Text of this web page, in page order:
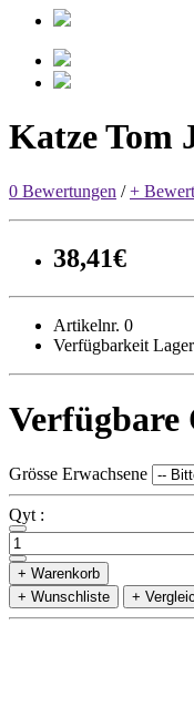
Katze Tom
0 Bewertungen /+
38,41€
Artikelnr. 0
Verfügbarkeit
Verfügbare
Grösse Erwachsene
Qyt :
+ Warenkorb
+ Wunschliste
+